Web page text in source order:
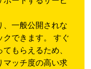
、一般公開されな
クできます。 すぐ
もらえるため、
マッチ度の高い求